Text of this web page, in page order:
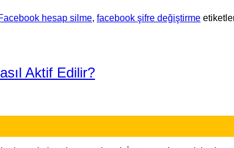
hesap silme, facebook şifre değiştirme
Aktif Edilir?